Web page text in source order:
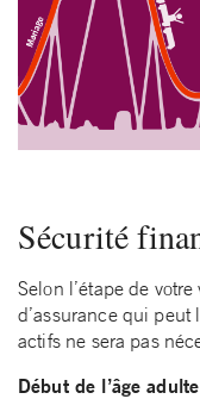
Sécurité
Selon l’étape de
d’assurance qui peut
actifs ne sera pas
Début de l’âge adulte